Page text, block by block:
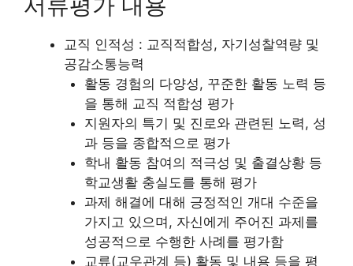
교직 인적성 : 교직적합성, 자기성찰역량 및
공감소통능력
활동 경험의 다양성, 꾸준한 활동 노력 등
을 통해 교직 적합성 평가
지원자의 특기 및 진로와 관련된 노력, 성
과 등을 종합적으로 평가
학내 활동 참여의 적극성 및 출결상황 등
학교생활 충실도를 통해 평가
과제 해결에 대해 긍정적인 개대 수준을
가지고 있으며, 자신에게 주어진 과제를
성공적으로 수행한 사례를 평가함
교류(교우관계 등) 활동 및 내용 등을 평